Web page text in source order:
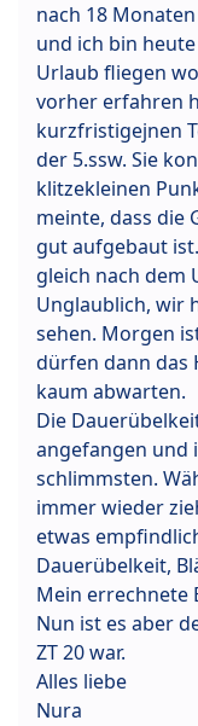
nach 18
und ich bin heute
Urlaub fliegen
vorher erfahren
kurzfristigejnen
der 5.ssw. Sie
klitzekleinen
meinte, dass die
gut aufgebaut
gleich nach dem
Unglaublich, wir
sehen. Morgen
dürfen dann das
kaum abwarten.
Die
angefangen und
schlimmsten.
immer wieder
etwas
Dauerübelkeit,
Mein errechnete
Nun ist es aber
ZT 20 war.
Alles liebe
Nura